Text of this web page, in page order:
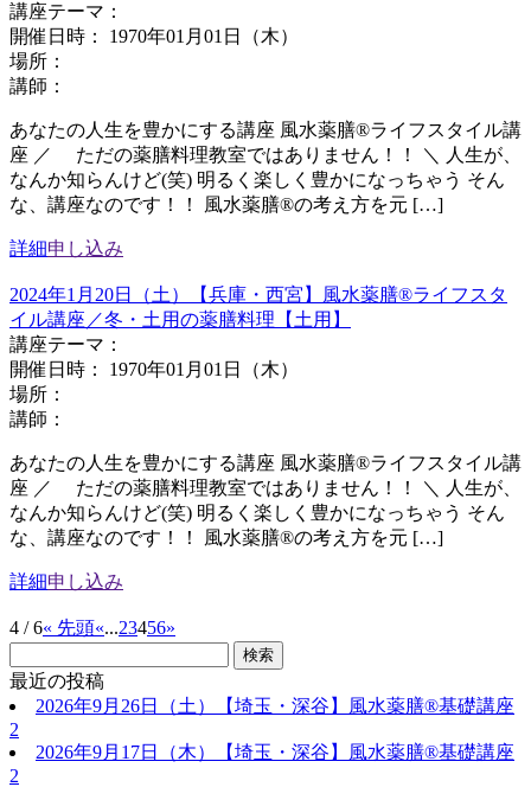
講座テーマ：
開催日時： 1970年01月01日（木）
場所：
講師：
あなたの人生を豊かにする講座 風水薬膳®ライフスタイル講
座 ／ ただの薬膳料理教室ではありません！！ ＼ 人生が、
なんか知らんけど(笑) 明るく楽しく豊かになっちゃう そん
な、講座なのです！！ 風水薬膳®︎の考え方を元 […]
詳細申し込み
2024年1月20日（土）【兵庫・西宮】風水薬膳®︎ライフスタ
イル講座／冬・土用の薬膳料理【土用】
講座テーマ：
開催日時： 1970年01月01日（木）
場所：
講師：
あなたの人生を豊かにする講座 風水薬膳®ライフスタイル講
座 ／ ただの薬膳料理教室ではありません！！ ＼ 人生が、
なんか知らんけど(笑) 明るく楽しく豊かになっちゃう そん
な、講座なのです！！ 風水薬膳®︎の考え方を元 […]
詳細申し込み
4 / 6« 先頭«...23456»
最近の投稿
2026年9月26日（土）【埼玉・深谷】風水薬膳®基礎講座
2
2026年9月17日（木）【埼玉・深谷】風水薬膳®基礎講座
2